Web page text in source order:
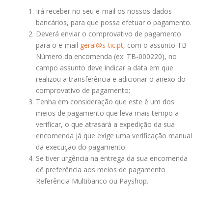
Irá receber no seu e-mail os nossos dados
bancários, para que possa efetuar o pagamento.
Deverá enviar o comprovativo de pagamento
para o e-mail geral@s-tic.pt, com o assunto TB-
Número da encomenda (ex: TB-000220), no
campo assunto deve indicar a data em que
realizou a transferência e adicionar o anexo do
comprovativo de pagamento;
Tenha em consideração que este é um dos
meios de pagamento que leva mais tempo a
verificar, o que atrasará a expedição da sua
encomenda já que exige uma verificação manual
da execução do pagamento.
Se tiver urgência na entrega da sua encomenda
dê preferência aos meios de pagamento
Referência Multibanco ou Payshop.